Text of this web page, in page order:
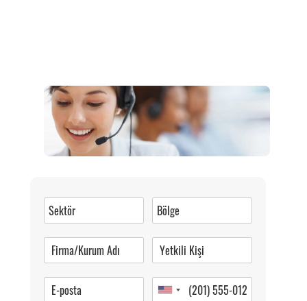
0 (216) 462 49 34
Pazartesi-Cumartesi 09.00-20.00